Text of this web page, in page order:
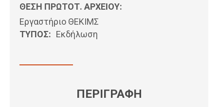
ΘΕΣΗ ΠΡΩΤΟΤ. ΑΡΧΕΙΟΥ:
Εργαστήριο ΘΕΚΙΜΣ
ΤΥΠΟΣ: Εκδήλωση
ΠΕΡΙΓΡΑΦΗ